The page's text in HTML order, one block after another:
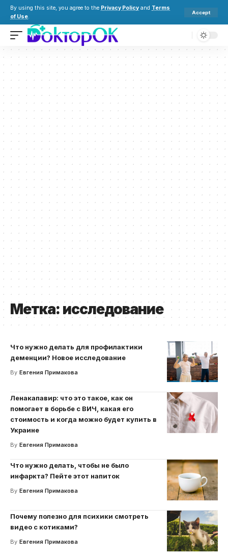
By using this site, you agree to the Privacy Policy and Terms
of Use.
Accept
Метка: исследование
Что нужно делать для профилактики
деменции? Новое исследование
By Евгения Примакова
Ленакапавир: что это такое, как он
помогает в борьбе с ВИЧ, какая его
стоимость и когда можно будет купить в
Украине
By Евгения Примакова
Что нужно делать, чтобы не было
инфаркта? Пейте этот напиток
By Евгения Примакова
Почему полезно для психики смотреть
видео с котиками?
By Евгения Примакова